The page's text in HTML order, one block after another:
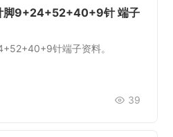
脚9+24+52+40+9针 端子
针端子资料。
39